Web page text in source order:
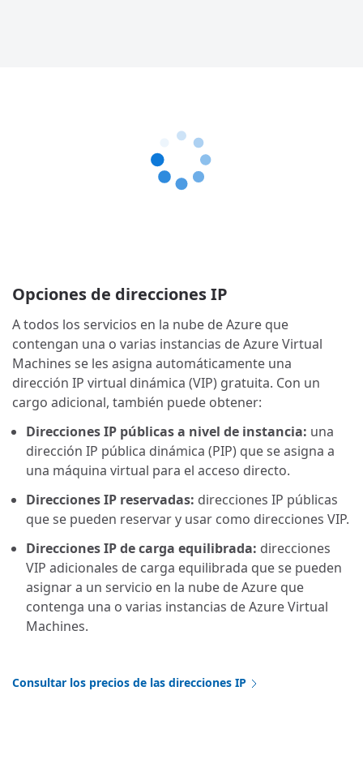
Opciones de direcciones IP
A todos los servicios en la nube de Azure que
contengan una o varias instancias de Azure Virtual
Machines se les asigna automáticamente una
dirección IP virtual dinámica (VIP) gratuita. Con un
cargo adicional, también puede obtener:
Direcciones IP públicas a nivel de instancia: una
dirección IP pública dinámica (PIP) que se asigna a
una máquina virtual para el acceso directo.
Direcciones IP reservadas: direcciones IP públicas
que se pueden reservar y usar como direcciones VIP.
Direcciones IP de carga equilibrada: direcciones
VIP adicionales de carga equilibrada que se pueden
asignar a un servicio en la nube de Azure que
contenga una o varias instancias de Azure Virtual
Machines.
Consultar los precios de las direcciones IP